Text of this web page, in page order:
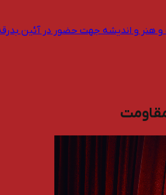
هنر و اندیشه جهت حضور در آئین
مقاومت